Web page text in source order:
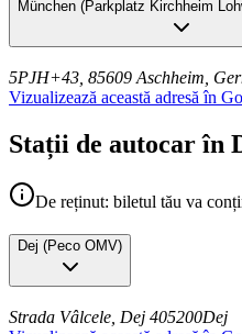
München (Parkplatz Kirchheim
5PJH+43, 85609 Aschheim,
Vizualizează această adresă în
Stații de autocar în
De reținut: biletul tău va
Dej (Peco OMV)
Strada Vâlcele, Dej 405200Dej